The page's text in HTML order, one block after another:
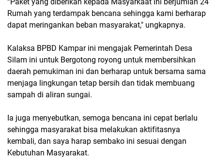
Rumah yang terdampak bencana sehingga kami berharap
dapat meringankan beban masyarakat," ungkapnya.
Kalaksa BPBD Kampar ini mengajak Pemerintah Desa
Silam ini untuk Bergotong royong untuk membersihkan
daerah pemukiman ini dan berharap untuk bersama sama
menjaga lingkungan tetap bersih dan tidak membuang
sampah di aliran sungai.
Ia juga menyebutkan, semoga bencana ini cepat berlalu
sehingga masyarakat bisa melakukan aktifitasnya
kembali, dan saya harap sembako ini sesuai dengan
Kebutuhan Masyarakat.